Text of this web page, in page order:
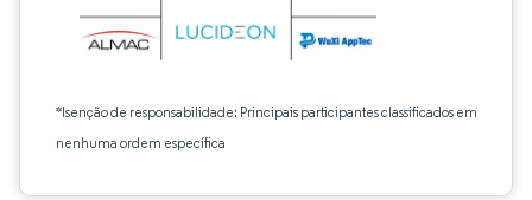
*Isenção de responsabilidade: Principais participantes classificados em
nenhuma ordem específica